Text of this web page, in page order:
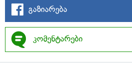
გაზიარება
კომენტარები